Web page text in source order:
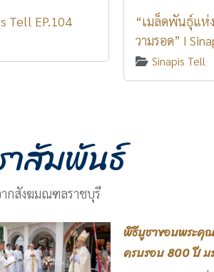
Tell EP.104
“เมล็ดพันธุ์แห่
วามรอด” I
Sinapis Tell
าสัมพันธ์
กสังฆมณฑลราชบุรี
พิธีบูชาขอบพระคุ
ครบรอบ 800 ปี